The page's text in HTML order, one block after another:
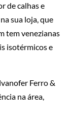
de calhas e
sua loja, que
tem venezianas
isotérmicos e
Ferro &
na área,